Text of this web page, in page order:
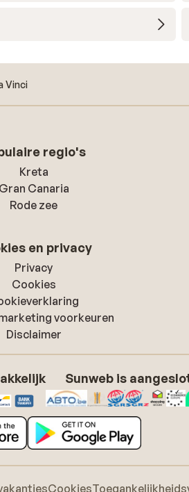
Vinci
regio's
Kreta
Gran Canaria
Rode zee
en privacy
Privacy
Cookies
voorkeuren
Disclaimer
Sunweb is
Cookies